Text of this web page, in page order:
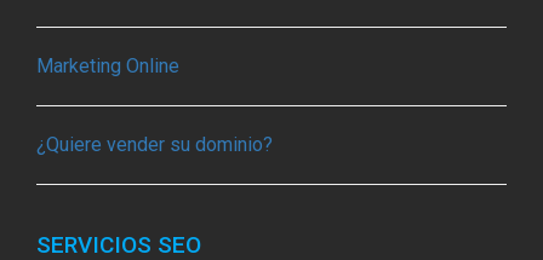
Marketing Online
¿Quiere vender su dominio?
SERVICIOS SEO